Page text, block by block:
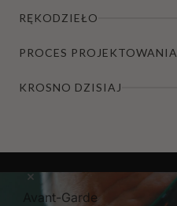
Avant-Garde
RĘKODZIEŁO
PROCES PROJEKTOWANIA
KROSNO DZISIAJ